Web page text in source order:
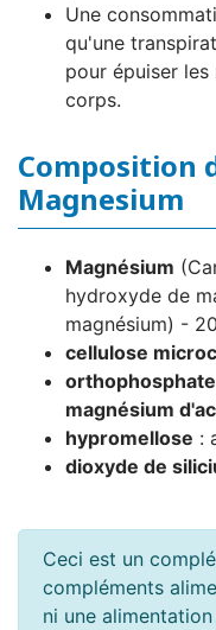
Une
qu'une
pour épuiser les
corps.
Composition
Magnesium
Magnésium
hydroxyde de
magnésium) -
cellulose
magnésium
hypromellose :
dioxyde de
Ceci est un
compléments
ni une